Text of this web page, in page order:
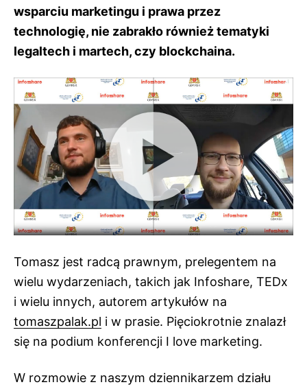
wsparciu marketingu i prawa przez
technologię, nie zabrakło równieżtematyki
legaltech i martech, czy blockchaina.
Tomasz jest radcą prawnym, prelegentem na
wielu wydarzeniach, takich jak Infoshare, TEDx
i wielu innych, autorem artykułów na
tomaszpalak.pl i w prasie. Pięciokrotnie znalazł
się na podium konferencji I love marketing.
W rozmowie z naszym dziennikarzem działu